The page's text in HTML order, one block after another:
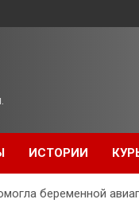
ИСТОРИИ
беременной